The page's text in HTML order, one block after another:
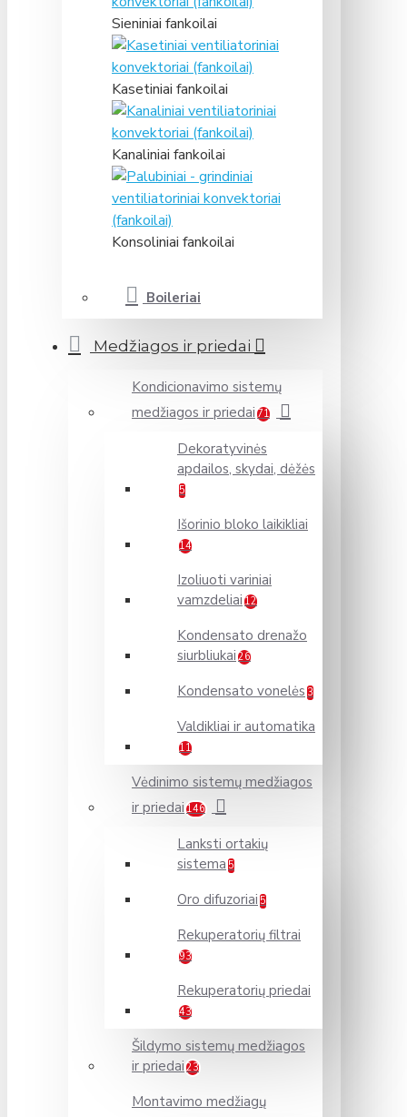
Sieniniai fankoilai
Kasetiniai fankoilai
Kanaliniai fankoilai
Konsoliniai fankoilai
Boileriai
Medžiagos ir priedai
Kondicionavimo sistemų
medžiagos ir priedai 71
Dekoratyvinės
apdailos, skydai, dėžės
5
Išorinio bloko laikikliai
14
Izoliuoti variniai
vamzdeliai 12
Kondensato drenažo
siurbliukai 26
Kondensato vonelės 3
Valdikliai ir automatika
11
Vėdinimo sistemų medžiagos
ir priedai 146
Lanksti ortakių
sistema 5
Oro difuzoriai 5
Rekuperatorių filtrai
93
Rekuperatorių priedai
43
Šildymo sistemų medžiagos
ir priedai 23
Montavimo medžiagų